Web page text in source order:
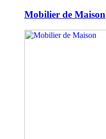
Mobilier de Maison